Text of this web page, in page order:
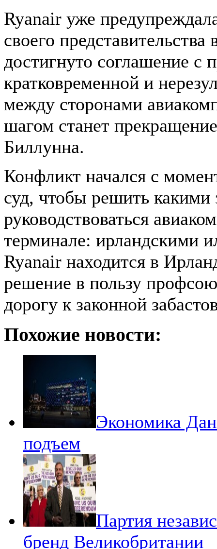
Ryanair уже
своего
достигнуто соглашение
кратковременной и
между сторонами
шагом станет
Биллунна.
Конфликт начался с
суд, чтобы решить какими
руководствоваться
терминале: ирландскими
Ryanair находится в
решение в пользу
дорогу к законной
Похожие новости:
Экономика
подъем
Партия
бренд Великобритании